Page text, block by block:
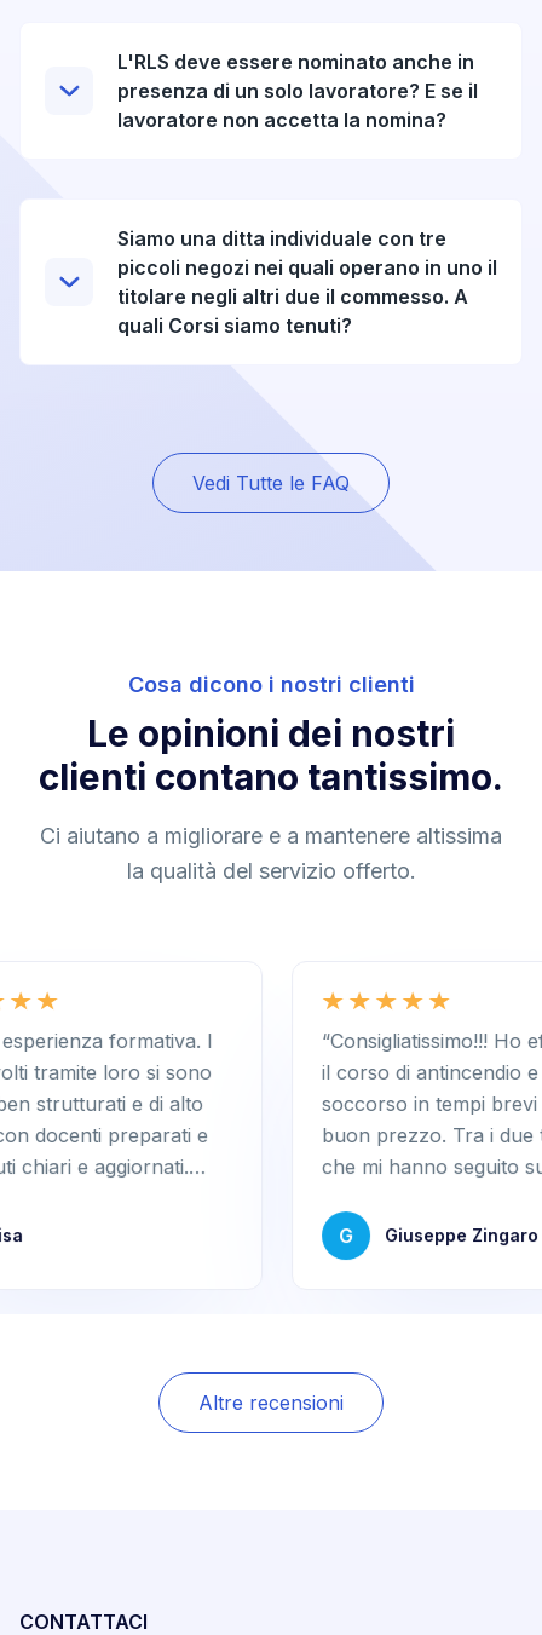
L'RLS deve essere nominato anche in
presenza di un solo lavoratore? E se il
lavoratore non accetta la nomina?
Siamo una ditta individuale con tre
piccoli negozi nei quali operano in uno il
titolare negli altri due il commesso. A
quali Corsi siamo tenuti?
Vedi Tutte le FAQ
Cosa dicono i nostri clienti
Le opinioni dei nostri
clienti contano tantissimo.
Ci aiutano a migliorare e a mantenere altissima
la qualità del servizio offerto.
formativa. I
loro si sono
e di alto
preparati e
aggiornati.
“Consigliatissimo!!! Ho effettuato
il corso di antincendio e primo
soccorso in tempi brevi e a
buon prezzo. Tra i due tecnici
che mi hanno seguito suggerisco
disponibile e professionale.”
Giuseppe Zingaro
Altre recensioni
CONTATTACI